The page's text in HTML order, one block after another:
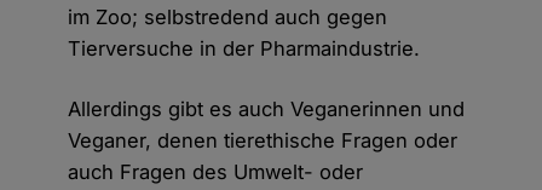
im Zoo; selbstredend auch gegen
Tierversuche in der Pharmaindustrie.
Allerdings gibt es auch Veganerinnen und
Veganer, denen tierethische Fragen oder
auch Fragen des Umwelt- oder